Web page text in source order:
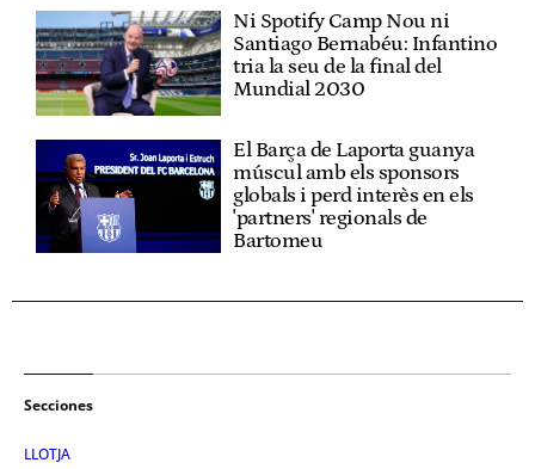
Ni Spotify Camp Nou ni
Santiago Bernabéu: Infantino
tria la seu de la final del
Mundial 2030
El Barça de Laporta guanya
múscul amb els sponsors
globals i perd interès en els
'partners' regionals de
Bartomeu
Secciones
LLOTJA